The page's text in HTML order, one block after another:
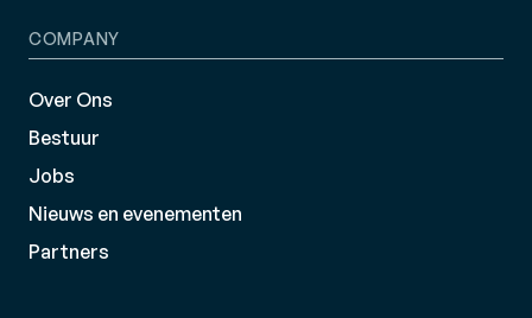
COMPANY
Over Ons
Bestuur
Jobs
Nieuws en evenementen
Partners